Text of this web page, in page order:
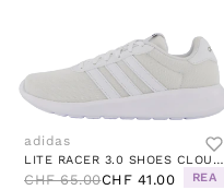
adidas
LITE RACER 3.0 SHOES CLOUD WHITE / CLOUD WHITE / GREY TWO
CHF 65.00CHF 41.00 REA